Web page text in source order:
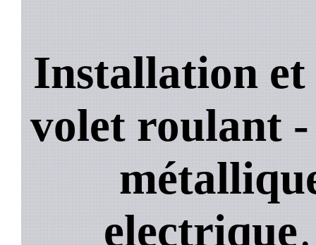
Installation
volet roulant
electrique